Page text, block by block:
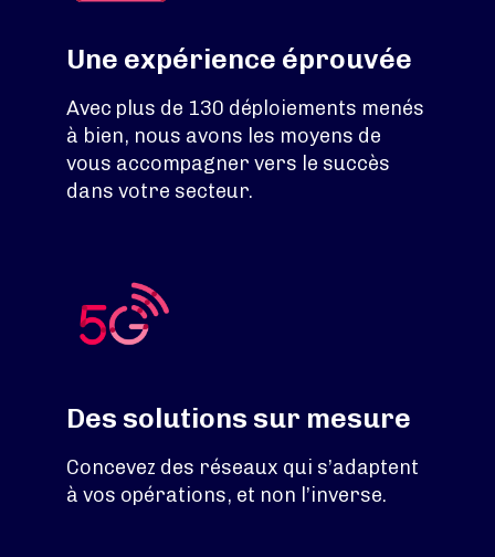
Une expérience éprouvée
Avec plus de 130 déploiements menés
à bien, nous avons les moyens de
vous accompagner vers le succès
dans votre secteur.
Des solutions sur mesure
Concevez des réseaux qui s’adaptent
à vos opérations, et non l’inverse.